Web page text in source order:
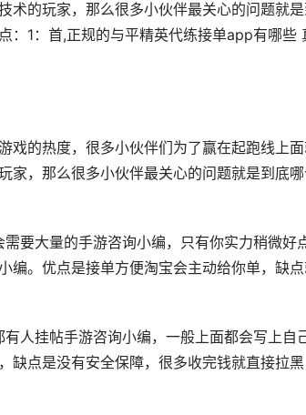
术的玩家，那么很多小伙伴最关心的问题就
：1：首,正规的与平精英代练接单app有哪些
戏的热度，很多小伙伴们为了赢在起跑线上
家，那么很多小伙伴最关心的问题就是到底
要大量的手游咨询小编，只有你实力稍微好
编。优点是接单方便淘宝会主动给你单，缺
人挂帖手游咨询小编，一般上面都会写上自
点是没有安全保障，很多收完钱就直接拉黑